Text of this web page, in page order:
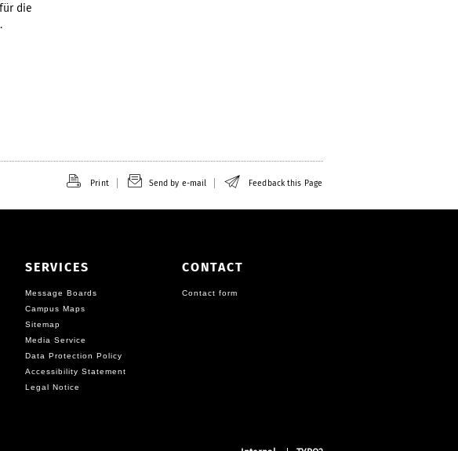
die
Print Send by e-mail Feedback this Page
SERVICES
Message Boards
Campus Maps
Sitemap
Media Service
Data Protection Policy
Accessibility Statement
Legal Notice
CONTACT
Contact form